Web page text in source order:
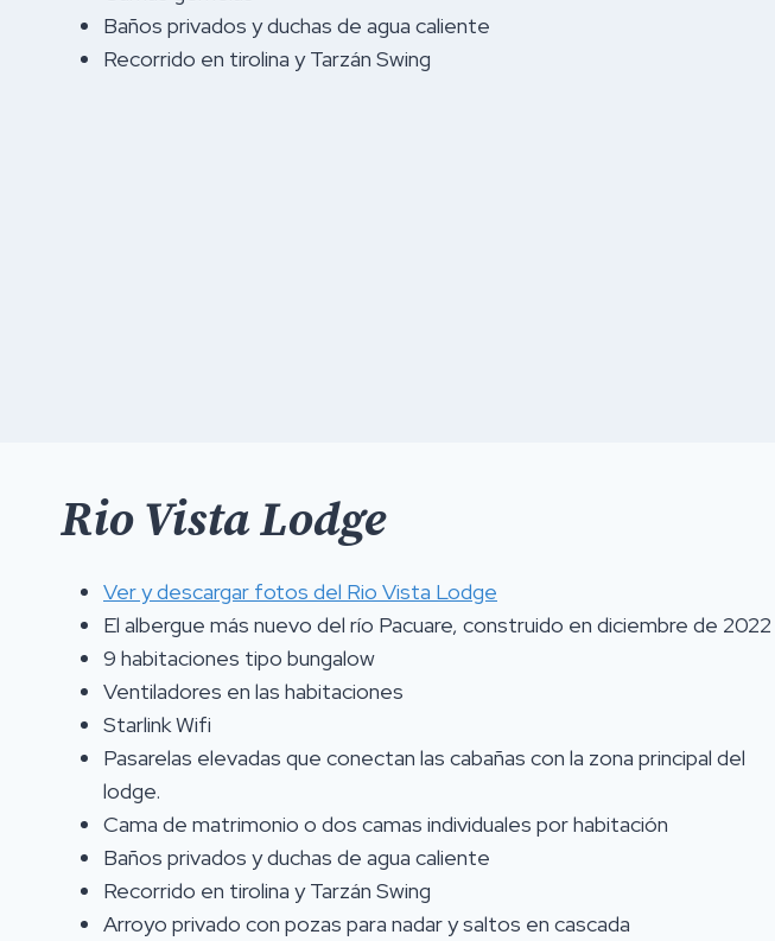
Baños privados y duchas de agua caliente
Recorrido en tirolina y Tarzán Swing
Rio Vista Lodge
Ver y descargar fotos del Rio Vista Lodge
El albergue más nuevo del río Pacuare, construido en diciembre de 2022
9 habitaciones tipo bungalow
Ventiladores en las habitaciones
Starlink Wifi
Pasarelas elevadas que conectan las cabañas con la zona principal del
lodge.
Cama de matrimonio o dos camas individuales por habitación
Baños privados y duchas de agua caliente
Recorrido en tirolina y Tarzán Swing
Arroyo privado con pozas para nadar y saltos en cascada